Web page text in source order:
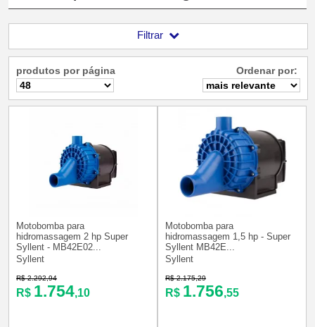
Filtrar
produtos por página Ordenar por:
Motobomba para
hidromassagem 2 hp Super
Syllent - MB42E02...
Syllent
R$ 2.292,94
R$ 1.754,10
Motobomba para
hidromassagem 1,5 hp - Super
Syllent MB42E...
Syllent
R$ 2.175,29
R$ 1.756,55